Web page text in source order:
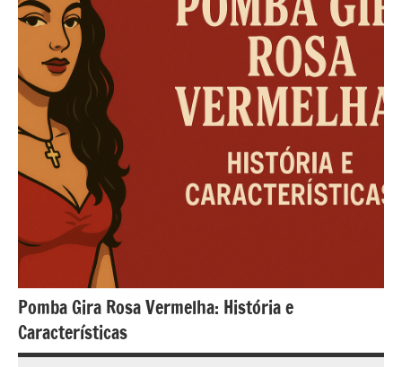
Pomba Gira Rosa Vermelha: História e
Características